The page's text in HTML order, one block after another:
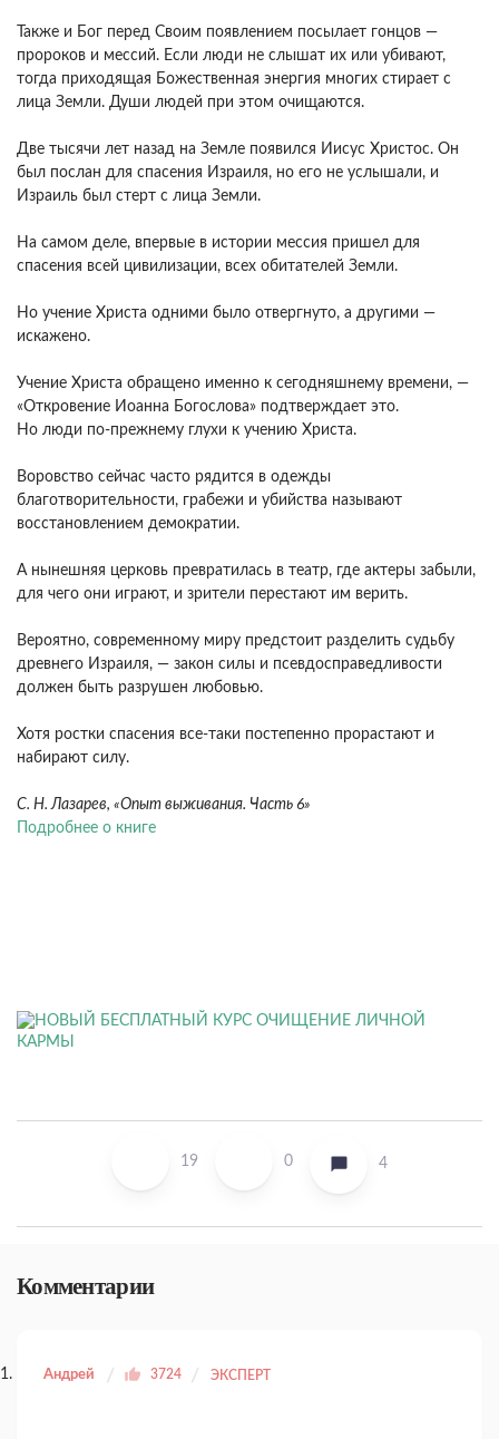
Также и Бог перед Своим появлением посылает гонцов —
пророков и мессий. Если люди не слышат их или убивают,
тогда приходящая Божественная энергия многих стирает с
лица Земли. Души людей при этом очищаются.
Две тысячи лет назад на Земле появился Иисус Христос. Он
был послан для спасения Израиля, но его не услышали, и
Израиль был стерт с лица Земли.
На самом деле, впервые в истории мессия пришел для
спасения всей цивилизации, всех обитателей Земли.
Но учение Христа одними было отвергнуто, а другими —
искажено.
Учение Христа обращено именно к сегодняшнему времени, —
«Откровение Иоанна Богослова» подтверждает это.
Но люди по-прежнему глухи к учению Христа.
Воровство сейчас часто рядится в одежды
благотворительности, грабежи и убийства называют
восстановлением демократии.
А нынешняя церковь превратилась в театр, где актеры забыли,
для чего они играют, и зрители перестают им верить.
Вероятно, современному миру предстоит разделить судьбу
древнего Израиля, — закон силы и псевдосправедливости
должен быть разрушен любовью.
Хотя ростки спасения все-таки постепенно прорастают и
набирают силу.
С. Н. Лазарев, «Опыт выживания. Часть 6»
Подробнее о книге
19 0 4
Комментарии
Андрей 3724 ЭКСПЕРТ